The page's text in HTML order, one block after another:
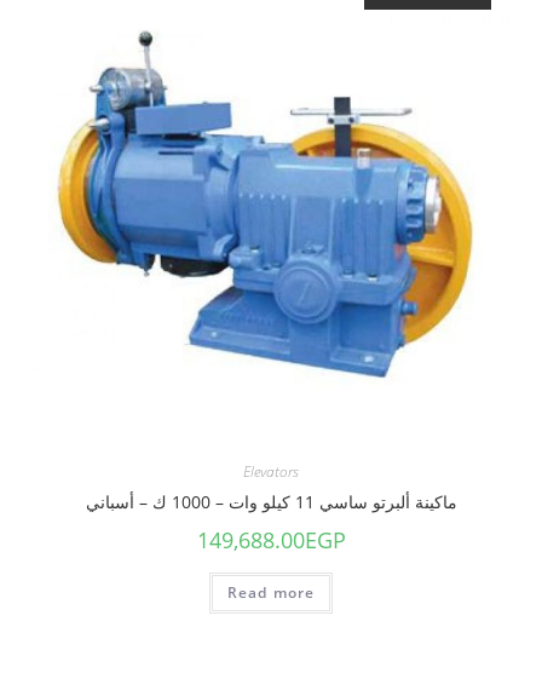
Elevators
ماكينة ألبرتو ساسي 11 كيلو وات – 1000 ك – أسباني
149,688.00EGP
Read more